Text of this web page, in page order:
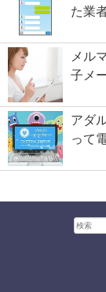
た業
メル
子メ
アダ
って